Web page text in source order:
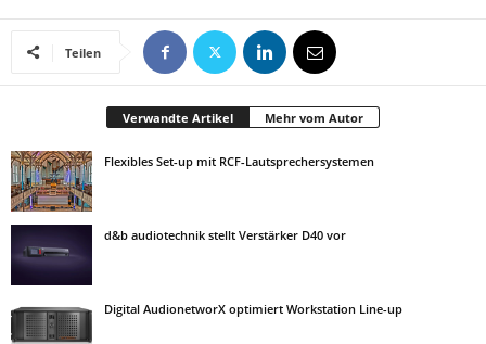
Teilen
Verwandte Artikel Mehr vom Autor
Flexibles Set-up mit RCF-Lautsprechersystemen
d&b audiotechnik stellt Verstärker D40 vor
Digital AudionetworX optimiert Workstation Line-up